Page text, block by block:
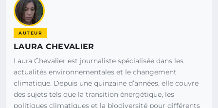
AUTEUR
LAURA CHEVALIER
Laura Chevalier est journaliste spécialisée dans les
actualités environnementales et le changement
climatique. Depuis une quinzaine d’années, elle couvre
des sujets tels que la transition énergétique, les
politiques climatiques et la biodiversité pour différents